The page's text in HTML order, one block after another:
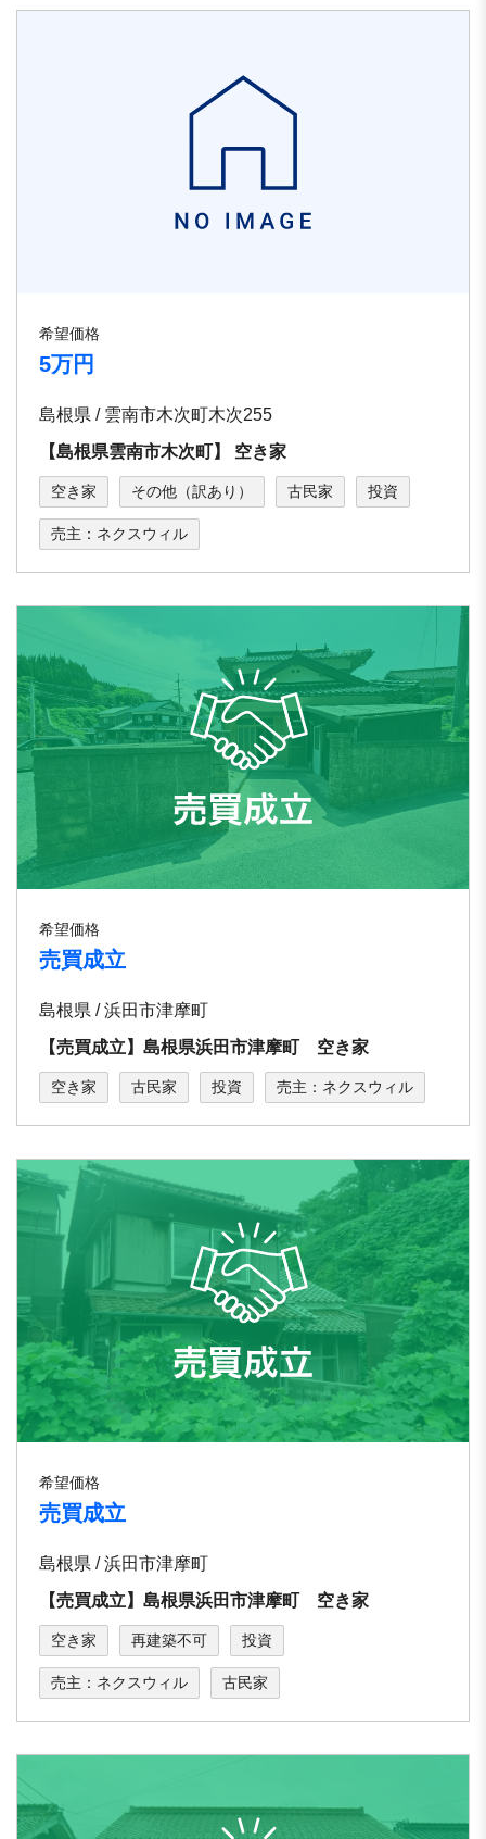
希望価格
5万円
島根県 / 雲南市⽊次町木次255
【島根県雲南市⽊次町】 空き家
空き家 その他（訳あり） 古民家 投資
売主：ネクスウィル
希望価格
売買成立
島根県 / 浜田市津摩町
【売買成立】島根県浜田市津摩町 空き家
空き家 古民家 投資 売主：ネクスウィル
希望価格
売買成立
島根県 / 浜田市津摩町
【売買成立】島根県浜田市津摩町 空き家
空き家 再建築不可 投資
売主：ネクスウィル 古民家